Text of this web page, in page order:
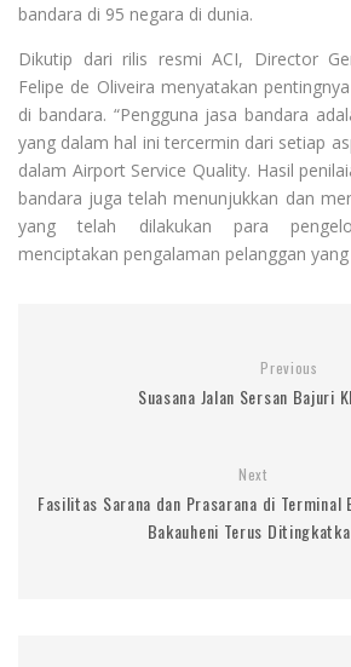
bandara di 95 negara di dunia.
Dikutip dari rilis resmi ACI, Director
Felipe de Oliveira menyatakan
di bandara. “Pengguna jasa bandara
yang dalam hal ini tercermin dari setiap
dalam Airport Service Quality. Hasil
bandara juga telah menunjukkan dan
yang telah dilakukan para
menciptakan pengalaman pelanggan
Previous
Suasana Jalan Sersan Bajuri
Next
Fasilitas Sarana dan Prasarana di Terminal
Bakauheni Terus